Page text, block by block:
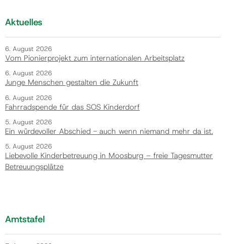
Aktuelles
6. August 2026
Vom Pionierprojekt zum internationalen Arbeitsplatz
6. August 2026
Junge Menschen gestalten die Zukunft
6. August 2026
Fahrradspende für das SOS Kinderdorf
5. August 2026
Ein würdevoller Abschied - auch wenn niemand mehr da ist.
5. August 2026
Liebevolle Kinderbetreuung in Moosburg – freie Tagesmutter
Betreuungsplätze
Amtstafel